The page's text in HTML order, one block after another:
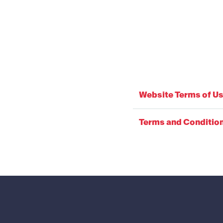
Website Terms of
Terms and